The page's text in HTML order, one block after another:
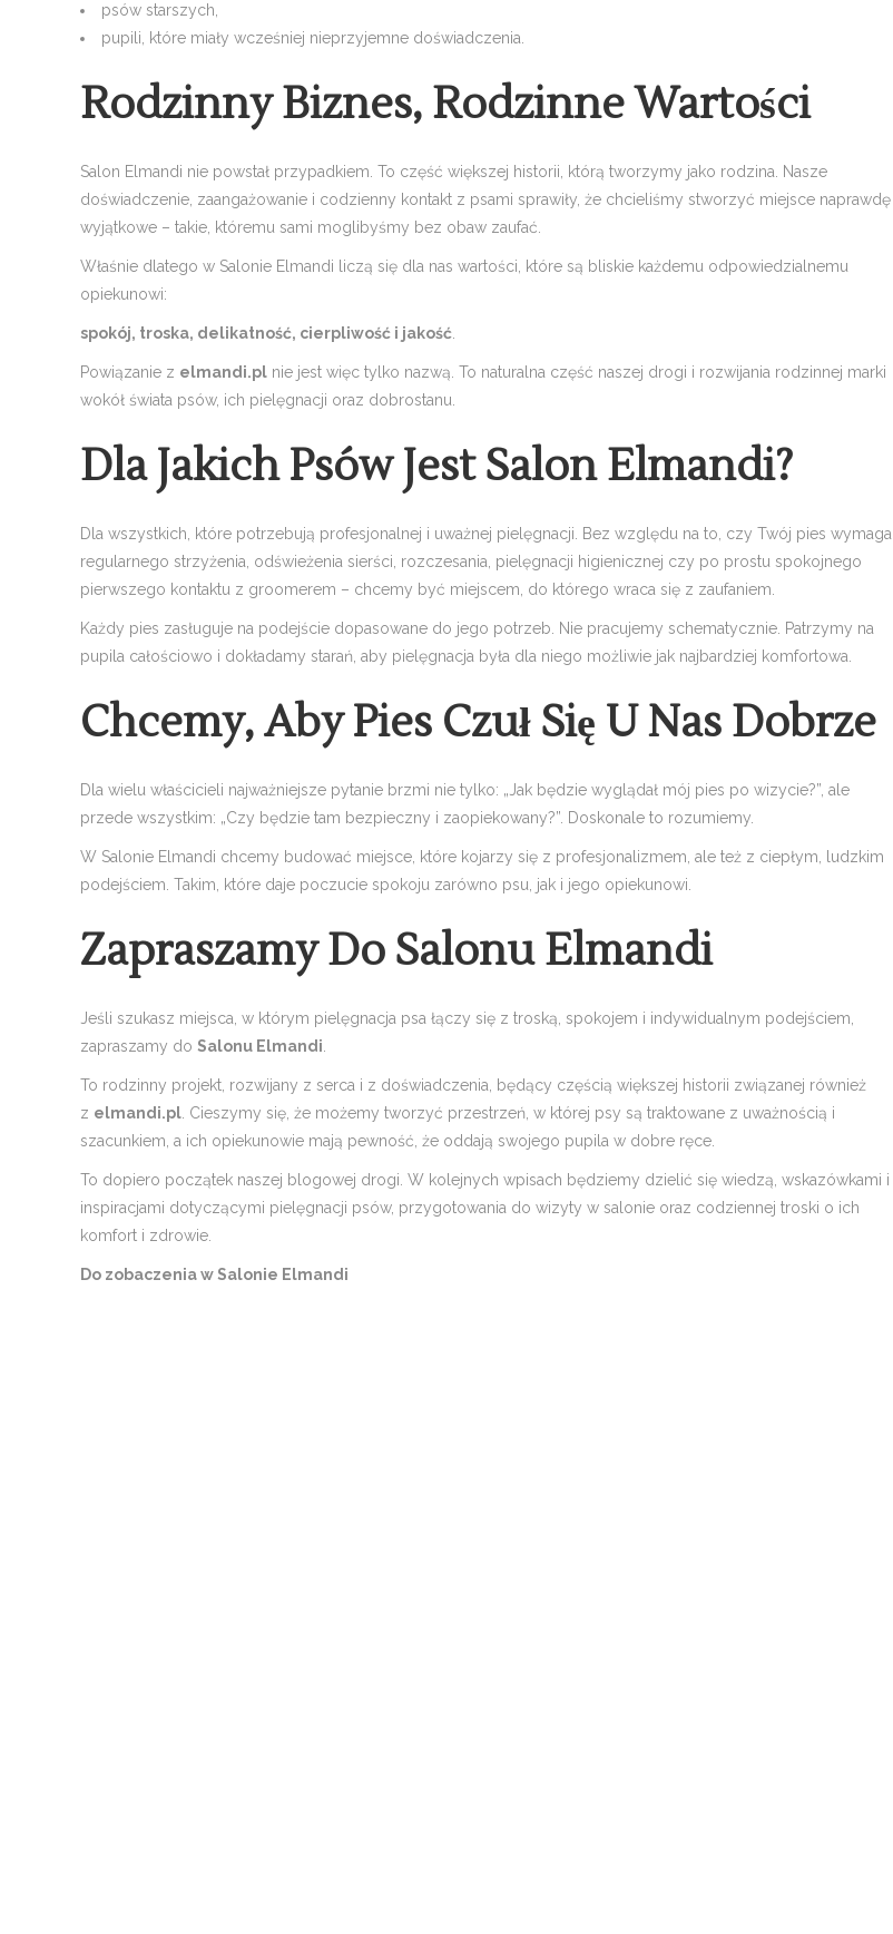
psów starszych,
pupili, które miały wcześniej nieprzyjemne doświadczenia.
Rodzinny Biznes, Rodzinne Wartości
Salon Elmandi nie powstał przypadkiem. To część większej historii, którą tworzymy jako rodzina. Nasze
doświadczenie, zaangażowanie i codzienny kontakt z psami sprawiły, że chcieliśmy stworzyć miejsce naprawdę
wyjątkowe – takie, któremu sami moglibyśmy bez obaw zaufać.
Właśnie dlatego w Salonie Elmandi liczą się dla nas wartości, które są bliskie każdemu odpowiedzialnemu
opiekunowi:
spokój, troska, delikatność, cierpliwość i jakość
Powiązanie z elmandi.pl nie jest więc tylko nazwą. To naturalna część naszej drogi i rozwijania rodzinnej marki
wokół świata psów, ich pielęgnacji oraz dobrostanu.
Dla Jakich Psów Jest Salon Elmandi?
Dla wszystkich, które potrzebują profesjonalnej i uważnej pielęgnacji. Bez względu na to, czy Twój pies wymaga
regularnego strzyżenia, odświeżenia sierści, rozczesania, pielęgnacji higienicznej czy po prostu spokojnego
pierwszego kontaktu z groomerem – chcemy być miejscem, do którego wraca się z zaufaniem.
Każdy pies zasługuje na podejście dopasowane do jego potrzeb. Nie pracujemy schematycznie. Patrzymy na
pupila całościowo i dokładamy starań, aby pielęgnacja była dla niego możliwie jak najbardziej komfortowa.
Chcemy, Aby Pies Czuł Się U Nas Dobrze
Dla wielu właścicieli najważniejsze pytanie brzmi nie tylko: „Jak będzie wyglądał mój pies po wizycie?”, ale
przede wszystkim: „Czy będzie tam bezpieczny i zaopiekowany?”. Doskonale to rozumiemy.
W Salonie Elmandi chcemy budować miejsce, które kojarzy się z profesjonalizmem, ale też z ciepłym, ludzkim
podejściem. Takim, które daje poczucie spokoju zarówno psu, jak i jego opiekunowi.
Zapraszamy Do Salonu Elmandi
Jeśli szukasz miejsca, w którym pielęgnacja psa łączy się z troską, spokojem i indywidualnym podejściem,
zapraszamy do Salonu Elmandi
To rodzinny projekt, rozwijany z serca i z doświadczenia, będący częścią większej historii związanej również
z elmandi.pl . Cieszymy się, że możemy tworzyć przestrzeń, w której psy są traktowane z uważnością i
szacunkiem, a ich opiekunowie mają pewność, że oddają swojego pupila w dobre ręce.
To dopiero początek naszej blogowej drogi. W kolejnych wpisach będziemy dzielić się wiedzą, wskazówkami i
inspiracjami dotyczącymi pielęgnacji psów, przygotowania do wizyty w salonie oraz codziennej troski o ich
komfort i zdrowie.
Do zobaczenia w Salonie Elmandi